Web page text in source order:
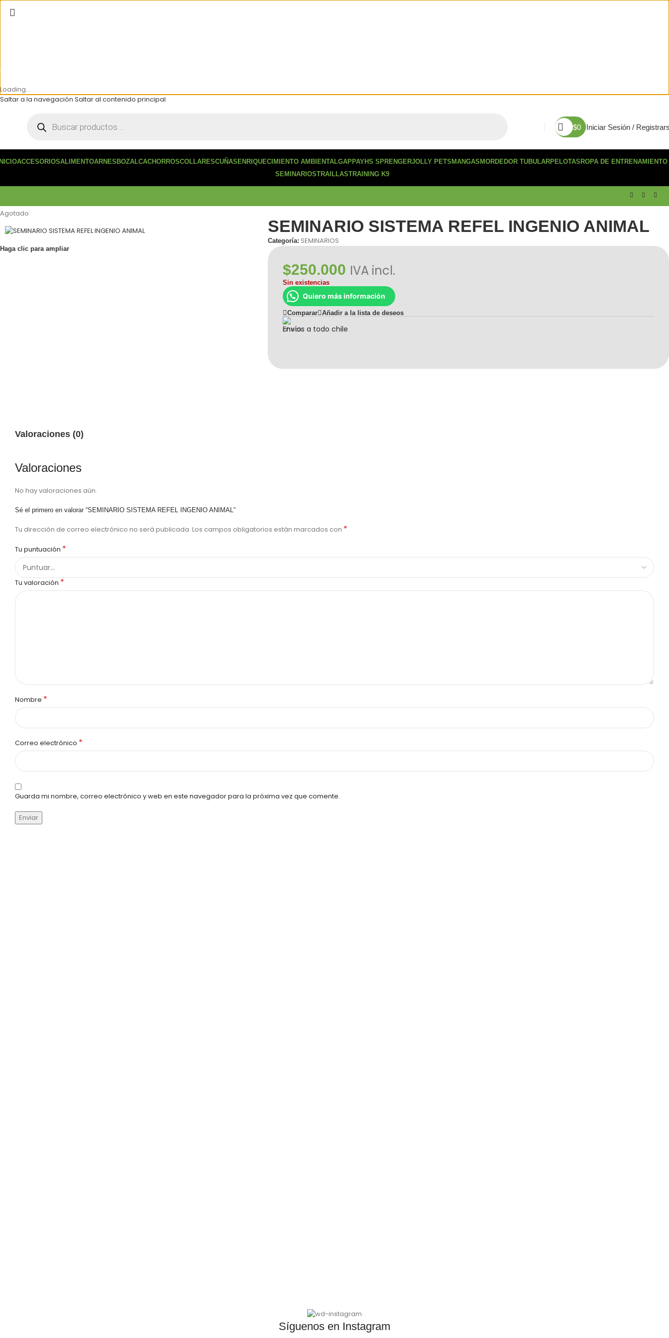
Accede a cientos de productos especializados con envío a todo chile!
Loading...
Saltar a la navegación Saltar al contenido principal
$0 Iniciar Sesión /
ACCESORIOSALIMENTOARNES BOZALCACHORROSCOLLARESCUÑAS ENRIQUECIMIENTO AMBIENTALGAPPAYHS SPRENGERJOLLY PETS MANGAS MORDEDOR TUBULARPELOTAS ROPA DE ENTRENAMIENTO
SEMINARIOSTRAILLASTRAINING K9
Agotado
Haga clic para ampliar
SEMINARIO SISTEMA REFEL INGENIO ANIMAL
Categoría: SEMINARIOS
$250.000 IVA incl.
Sin existencias
Quiero más información
Comparar Añadir a la lista de deseos
Envíos a todo chile
Valoraciones (0)
Valoraciones
No hay valoraciones aún.
Sé el primero en valorar “SEMINARIO SISTEMA REFEL INGENIO ANIMAL”
Tu dirección de correo electrónico no será publicada. Los campos obligatorios están marcados con *
Tu puntuación *
Tu valoración *
Nombre *
Correo electrónico *
Guarda mi nombre, correo electrónico y web en este navegador para la próxima vez que comente.
Síguenos en Instagram